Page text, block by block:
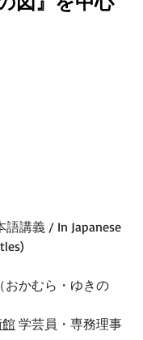
講義 / In Japanese
（おかむら・ゆきの
学芸員・専務理事